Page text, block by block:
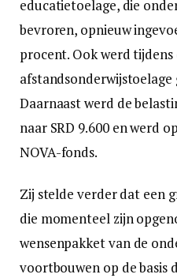
educatietoelage, die
bevroren, opnieuw
procent. Ook werd
Daarnaast werd de
naar SRD 9.600 en werd
NOVA-fonds.
Zij stelde verder dat een
die momenteel zijn
wensenpakket van de
voortbouwen op de basis